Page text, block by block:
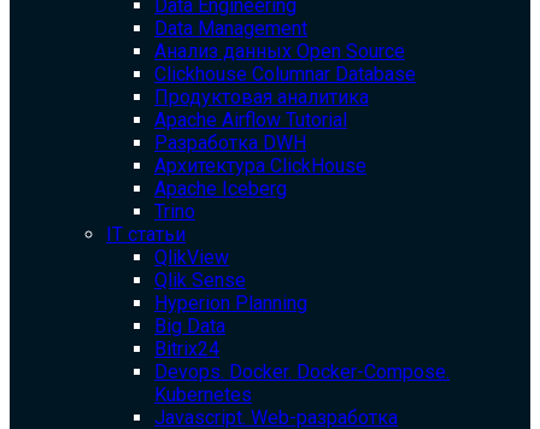
Data Engineering
Data Management
Анализ данных Open Source
Clickhouse Columnar Database
Продуктовая аналитика
Apache Airflow Tutorial
Разработка DWH
Архитектура ClickHouse
Apache Iceberg
Trino
IT статьи
QlikView
Qlik Sense
Hyperion Planning
Big Data
Bitrix24
Devops. Docker. Docker-Compose.
Kubernetes
Javascript. Web-разработка